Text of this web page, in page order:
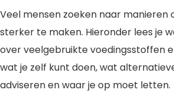
Veel mensen zoeken naar manieren
sterker te maken. Hieronder lees je
over veelgebruikte voedingsstoffen
wat je zelf kunt doen, wat
adviseren en waar je op moet letten.